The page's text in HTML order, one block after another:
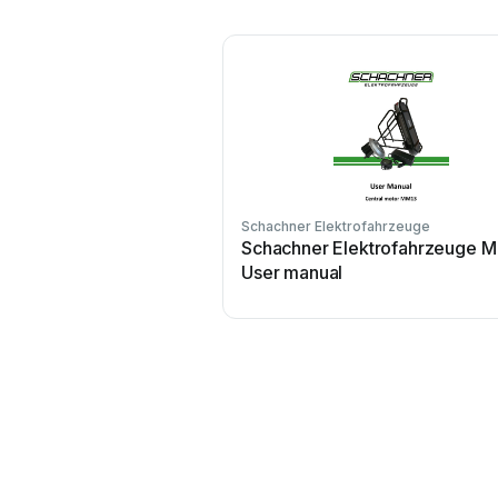
Schachner Elektrofahrzeuge
Schachner Elektrofahrzeuge
User manual